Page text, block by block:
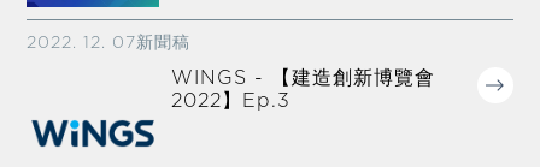
2022. 12. 07 新聞稿
WINGS - 【建造創新博覽會
2022】Ep.3